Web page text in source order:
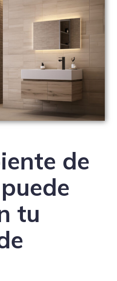
de
tu